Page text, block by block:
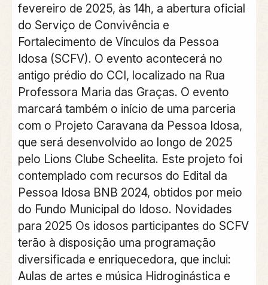
fevereiro de 2025, às 14h, a abertura oficial
do Serviço de Convivência e
Fortalecimento de Vínculos da Pessoa
Idosa (SCFV). O evento acontecerá no
antigo prédio do CCI, localizado na Rua
Professora Maria das Graças. O evento
marcará também o início de uma parceria
com o Projeto Caravana da Pessoa Idosa,
que será desenvolvido ao longo de 2025
pelo Lions Clube Scheelita. Este projeto foi
contemplado com recursos do Edital da
Pessoa Idosa BNB 2024, obtidos por meio
do Fundo Municipal do Idoso. Novidades
para 2025 Os idosos participantes do SCFV
terão à disposição uma programação
diversificada e enriquecedora, que inclui:
Aulas de artes e música Hidroginástica e